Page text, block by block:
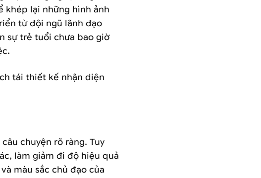
khép lại những hình ảnh
từ đội ngũ lãnh đạo
sự trẻ tuổi chưa bao giờ
tái thiết kế nhận diện
chuyện rõ ràng. Tuy
làm giảm đi độ hiệu quả
màu sắc chủ đạo của